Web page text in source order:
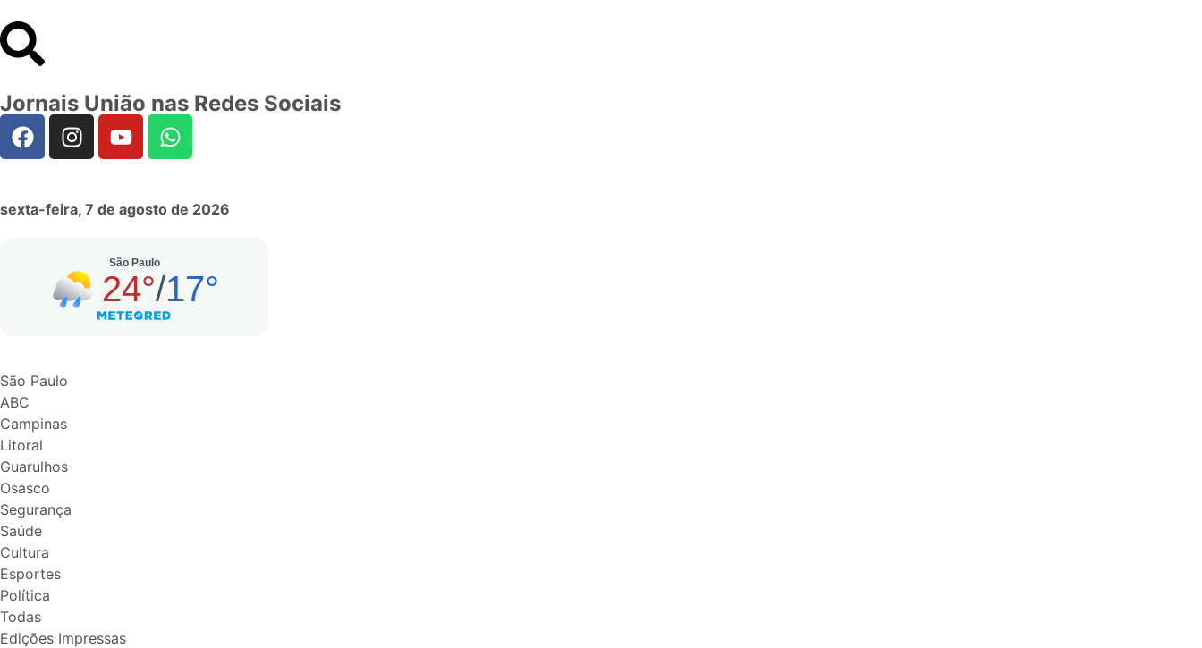
Jornais União nas Redes Sociais
sexta-feira, 7 de agosto de 2026
São Paulo
ABC
Campinas
Litoral
Guarulhos
Osasco
Segurança
Saúde
Cultura
Esportes
Política
Todas
Edições Impressas